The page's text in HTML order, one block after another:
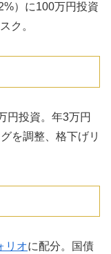
）に100万円投資
ク。
円投資。年3万円
を調整、格下げリ
リオに配分。国債